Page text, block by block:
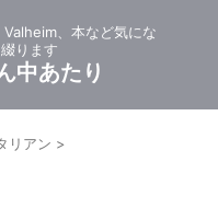
、本など気にな
ります
中あたり
リアン >